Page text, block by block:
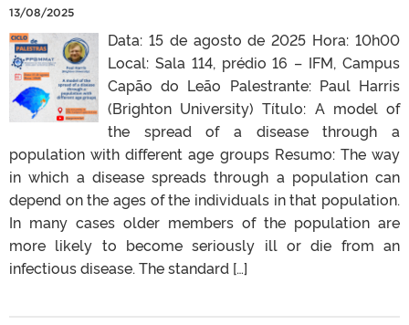
13/08/2025
Data: 15 de agosto de 2025 Hora: 10h00
Local: Sala 114, prédio 16 – IFM, Campus
Capão do Leão Palestrante: Paul Harris
(Brighton University) Título: A model of
the spread of a disease through a
population with different age groups Resumo: The way
in which a disease spreads through a population can
depend on the ages of the individuals in that population.
In many cases older members of the population are
more likely to become seriously ill or die from an
infectious disease. The standard […]